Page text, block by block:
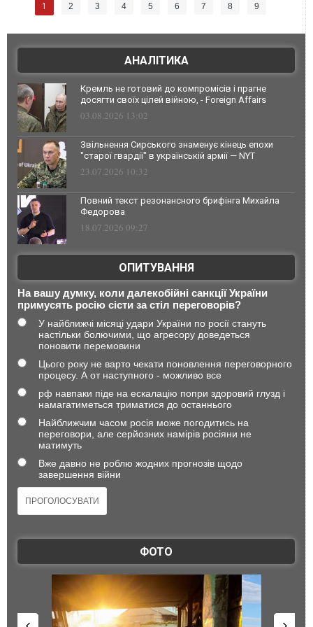
1 2 3 4 5 6 7 8 9
АНАЛІТИКА
Кремль не готовий до компромісів і прагне
досягти своїх цілей війною, - Foreign Affairs
03.08.2026 13:02
Звільнення Сирського знаменує кінець епохи
"старої гвардії" в українській армії — NYT
23.07.2026 10:32
Повний текст резонансного брифінга Михайла
Федорова
18.07.2026 09:27
ОПИТУВАННЯ
На вашу думку, коли далекобійні санкції України
примусять росію сісти за стіл переговорів?
У найближчі місяці удари України по росії стануть
настільки болючими, що агресору доведеться
поновити перемовини
Цього року не варто чекати поновлення переговорного
процесу. А от наступного - можливо все
рф навпаки піде на ескалацію попри здоровий глузд і
намагатиметься триматися до останнього
Найближчим часом росія може погодитись на
переговори, але серйозних намірів росіяни не
матимуть
Вже давно не роблю жодних прогнозів щодо
завершення війни
ФОТО